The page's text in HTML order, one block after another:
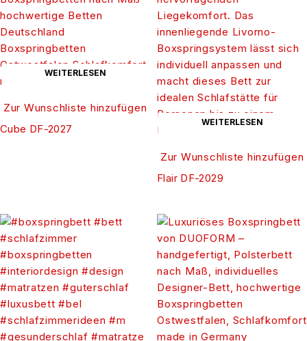
WEITERLESEN
Zur Wunschliste hinzufügen
Cube DF-2027
WEITERLESEN
Zur Wunschliste hinzufügen
Flair DF-2029